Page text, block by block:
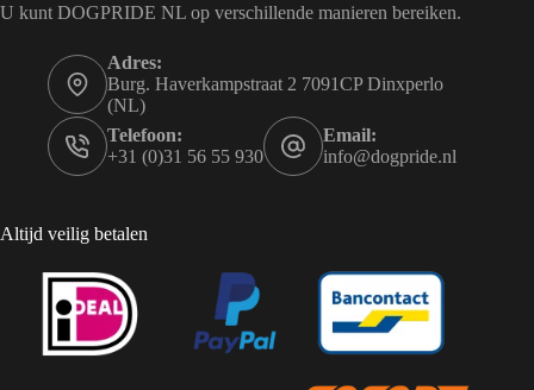
U kunt DOGPRIDE NL op verschillende manieren bereiken.
Adres:
Burg. Haverkampstraat 2 7091CP Dinxperlo
(NL)
Telefoon:
+31 (0)31 56 55 930
Email:
info@dogpride.nl
Altijd veilig betalen